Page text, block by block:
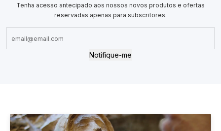
Tenha acesso antecipado aos nossos novos produtos e ofertas
reservadas apenas para subscritores.
Notifique-me